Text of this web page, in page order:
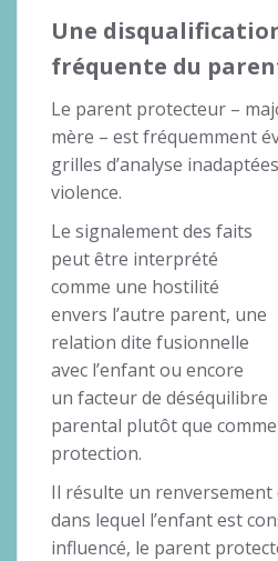
Une
fréquente du
Le parent protecteur –
mère – est fréquemment
grilles d’analyse
violence.
Le signalement des faits
peut être interprété
comme une hostilité
envers l’autre parent, une
relation dite fusionnelle
avec l’enfant ou encore
un facteur de déséquilibre
parental plutôt que
protection.
Il résulte un
dans lequel l’enfant est
influencé, le parent